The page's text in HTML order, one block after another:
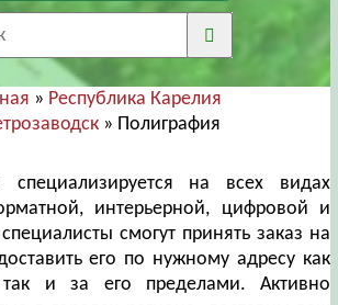
» Республика Карелия
» Полиграфия
на всех видах
интерьерной, цифровой и
смогут принять заказ на
его по нужному адресу как
так и за его пределами. Активно